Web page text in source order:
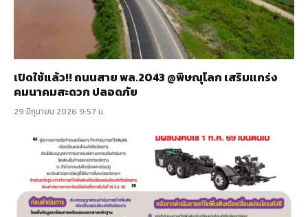
เปิดใช้แล้ว!! ถนนสาย พล.2043 @พิษณุโลก เสริมแกร่ง
คมนาคมสะดวก ปลอดภัย
29 มิถุนายน 2026 9:57 น.